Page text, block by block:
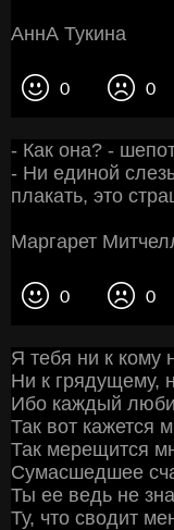
АннА Тукина
0 0
- Как она? -
- Ни единой
плакать, это
Маргарет
0 0
Я тебя ни к кому
Ни к грядущему,
Ибо каждый
Так вот кажется
Так мерещится
Сумасшедшее
Ты ее ведь не
Ту, что сводит